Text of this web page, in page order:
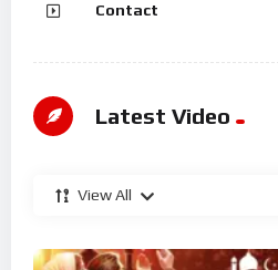
Contact
Latest Video
View All